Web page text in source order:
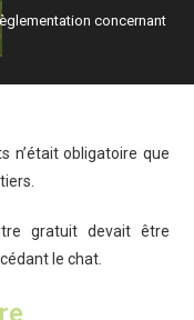
concernant
n’était obligatoire que
gratuit devait être
le chat.